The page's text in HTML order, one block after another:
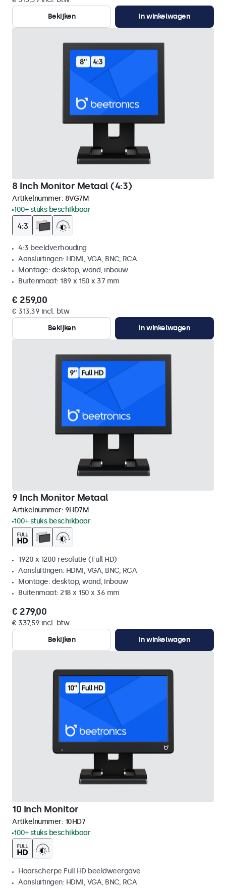
Bekijken
In winkelwagen
8 Inch Monitor Metaal (4:3)
Artikelnummer: 8VG7M
100+ stuks beschikbaar
4:3 beeldverhouding
Aansluitingen: HDMI, VGA, BNC, RCA
Montage: desktop, wand, inbouw
Buitenmaat: 189 x 150 x 37 mm
€ 259,00
€ 313,39 incl. btw
Bekijken
In winkelwagen
9 Inch Monitor Metaal
Artikelnummer: 9HD7M
100+ stuks beschikbaar
1920 x 1200 resolutie (Full HD)
Aansluitingen: HDMI, VGA, BNC, RCA
Montage: desktop, wand, inbouw
Buitenmaat: 218 x 150 x 36 mm
€ 279,00
€ 337,59 incl. btw
Bekijken
In winkelwagen
10 Inch Monitor
Artikelnummer: 10HD7
100+ stuks beschikbaar
Haarscherpe Full HD beeldweergave
Aansluitingen: HDMI, VGA, BNC, RCA